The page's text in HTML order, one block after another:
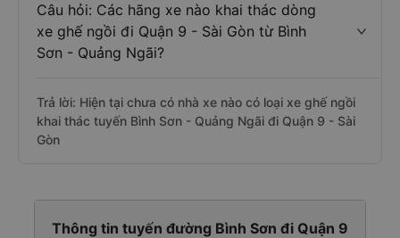
Câu hỏi: Các hãng xe nào khai thác dòng
xe ghế ngồi đi Quận 9 - Sài Gòn từ Bình
Sơn - Quảng Ngãi?
Trả lời: Hiện tại chưa có nhà xe nào có loại xe ghế ngồi
khai thác tuyến Bình Sơn - Quảng Ngãi đi Quận 9 - Sài
Gòn
Thông tin tuyến đường Bình Sơn đi Quận 9